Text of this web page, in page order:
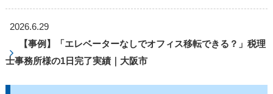
2026.6.29
【事例】「エレベーターなしでオフィス移転できる？」税理
士事務所様の1日完了実績｜大阪市